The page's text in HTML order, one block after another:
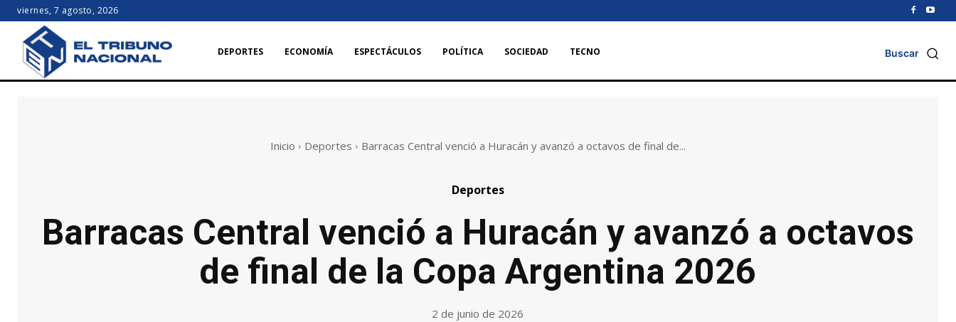
viernes, 7 agosto, 2026
DEPORTES ECONOMÍA ESPECTÁCULOS POLÍTICA SOCIEDAD TECNO Buscar
Inicio Deportes Barracas Central venció a Huracán y avanzó a octavos de final de...
Deportes
Barracas Central venció a Huracán y avanzó a octavos
de final de la Copa Argentina 2026
2 de junio de 2026